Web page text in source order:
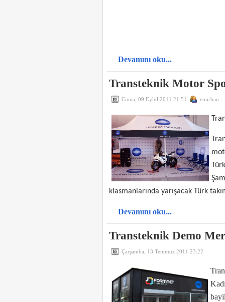
Devamını oku...
Transteknik Motor
Cuma, 09 Eylül 2011 21:51 emirhan
klasmanlarında yarışacak Türk
Devamını oku...
Transteknik Demo
Çarşamba, 13 Temmuz 2011 23:22